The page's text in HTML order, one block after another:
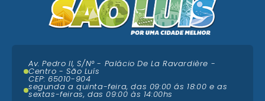
Av. Pedro II, S/N° - Palácio De La Ravardière -
Centro - São Luís
CEP: 65010-904
segunda a quinta-feira, das 09:00 ás 18:00 e as
sextas-feiras, das 09:00 às 14:00hs